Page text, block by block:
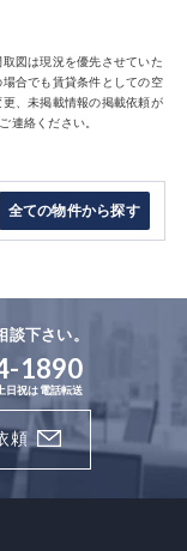
図は現況を優先させていた
合でも賃貸条件としての空
、未掲載情報の掲載依頼が
連絡ください。
全ての物件から探す
下さい。
1890
祝は電話転送
頼